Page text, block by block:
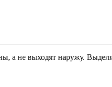
а не выходят наружу.